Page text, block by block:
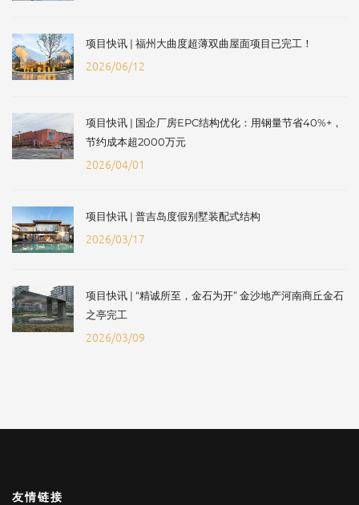
项目快讯 | 福州大曲度超薄双曲屋面项目已完工！
2026/06/12
项目快讯 | 国企厂房EPC结构优化：用钢量节省40%+，
节约成本超2000万元
2026/04/01
项目快讯 | 普吉岛度假别墅装配式结构
2026/03/17
项目快讯 | “精诚所至，金石为开” 金沙地产河南商丘金石
之亭完工
2026/03/09
友情链接